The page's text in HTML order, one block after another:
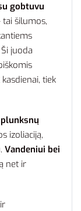
gobtuvu
tai šilumos,
juoda
tiek
izoliaciją,
Vandeniui bei
net ir